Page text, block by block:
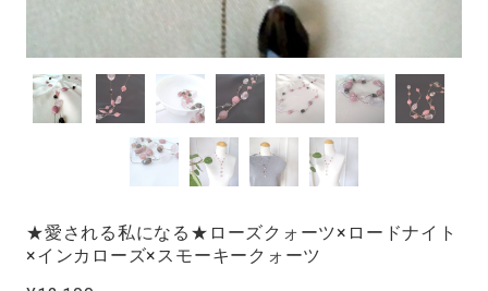
★愛される私になる★ローズクォーツ×ロードナイト
×インカローズ×スモーキークォーツ